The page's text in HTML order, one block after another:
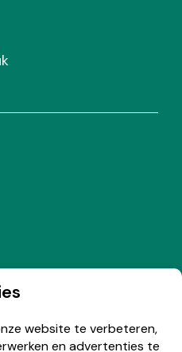
website te verbeteren,
en advertenties te
nieuwsbrief